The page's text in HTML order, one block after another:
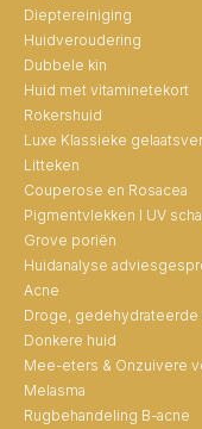
Dieptereiniging
Huidveroudering
Dubbele kin
Huid met vitaminetekort
Rokershuid
Luxe Klassieke
Litteken
Couperose en Rosacea
Pigmentvlekken I UV
Grove poriën
Huidanalyse
Acne
Droge, gedehydrateerde
Donkere huid
Mee-eters & Onzuivere
Melasma
Rugbehandeling B-acne